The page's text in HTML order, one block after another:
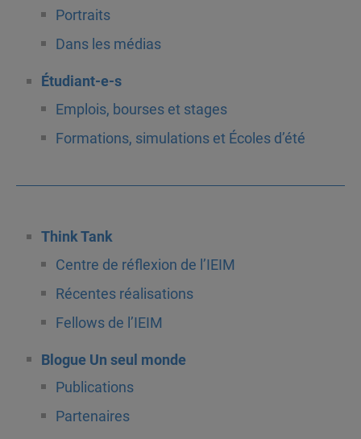
Portraits
Dans les médias
Étudiant-e-s
Emplois, bourses et stages
Formations, simulations et Écoles d’été
Think Tank
Centre de réflexion de l’IEIM
Récentes réalisations
Fellows de l’IEIM
Blogue Un seul monde
Publications
Partenaires